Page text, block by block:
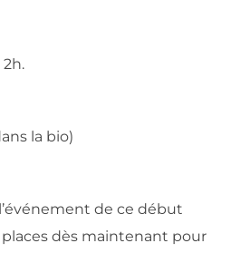
2h.
la bio)
de ce début
places dès maintenant pour